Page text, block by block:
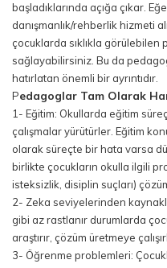
başladıklarında açığa çıkar.
danışmanlık/rehberlik hizmeti
çocuklarda sıklıkla
sağlayabilirsiniz. Bu da
hatırlatan önemli bir ayrıntıdır.
Pedagoglar Tam Olarak
1- Eğitim: Okullarda eğitim
çalışmalar yürütürler. Eğitim
olarak süreçte bir hata varsa
birlikte çocukların okulla ilgili
isteksizlik, disiplin suçları)
2- Zeka seviyelerinden
gibi az rastlanır durumlarda
araştırır, çözüm üretmeye
3- Öğrenme problemleri: